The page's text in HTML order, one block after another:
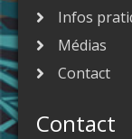
Infos
Médias
Contact
Contact